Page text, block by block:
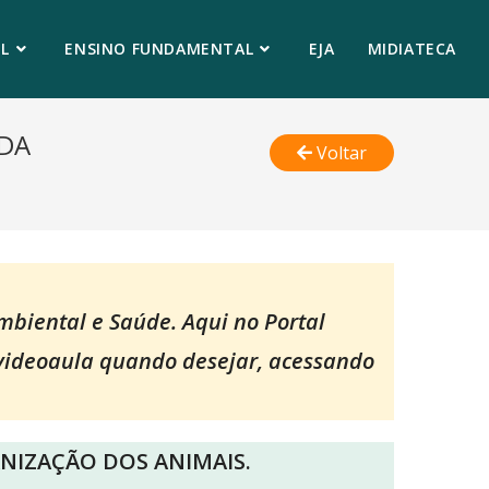
ENSINO FUNDAMENTAL EJA MIDIATECA
Voltar
e Saúde. Aqui no Portal
quando desejar, acessando
DOS ANIMAIS.